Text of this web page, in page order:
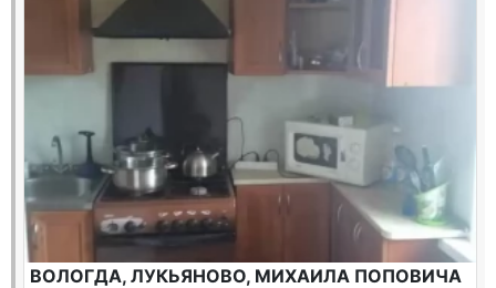
ВОЛОГДА, ЛУКЬЯНОВО, МИХАИЛА ПОПОВИЧА